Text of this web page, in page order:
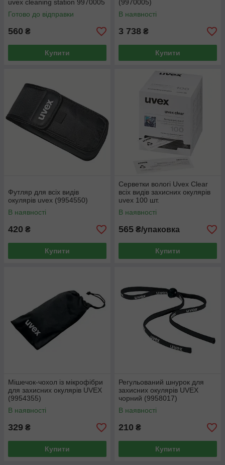
uvex cleaning station 9970005
(9971000)
Готово до відправки
560 ₴
Купити
(9970005)
В наявності
3 738 ₴
Купити
Футляр для всіх видів
окулярів uvex (9954550)
В наявності
420 ₴
Купити
Серветки вологі Uvex Clear
всіх видів захисних окулярів
uvex 100 шт.
В наявності
565 ₴/упаковка
Купити
Мішечок-чохол із мікрофібри
для захисних окулярів UVEX
(9954355)
В наявності
329 ₴
Купити
Регульований шнурок для
захисних окулярів UVEX
чорний (9958017)
В наявності
210 ₴
Купити